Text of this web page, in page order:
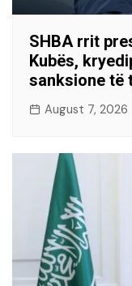
SHBA rrit
Kubës,
sanksione të
August 7, 2026